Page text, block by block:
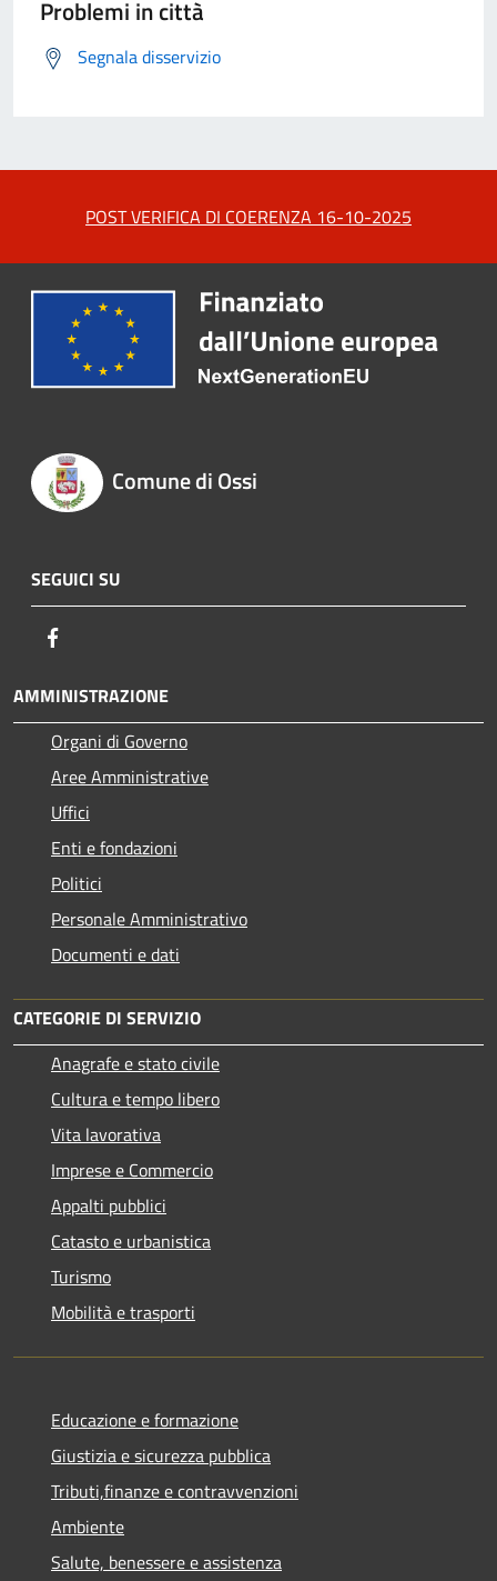
Problemi in città
Segnala disservizio
POST VERIFICA DI COERENZA 16-10-2025
Comune di Ossi
SEGUICI SU
AMMINISTRAZIONE
Organi di Governo
Aree Amministrative
Uffici
Enti e fondazioni
Politici
Personale Amministrativo
Documenti e dati
CATEGORIE DI SERVIZIO
Anagrafe e stato civile
Cultura e tempo libero
Vita lavorativa
Imprese e Commercio
Appalti pubblici
Catasto e urbanistica
Turismo
Mobilità e trasporti
Educazione e formazione
Giustizia e sicurezza pubblica
Tributi,finanze e contravvenzioni
Ambiente
Salute, benessere e assistenza